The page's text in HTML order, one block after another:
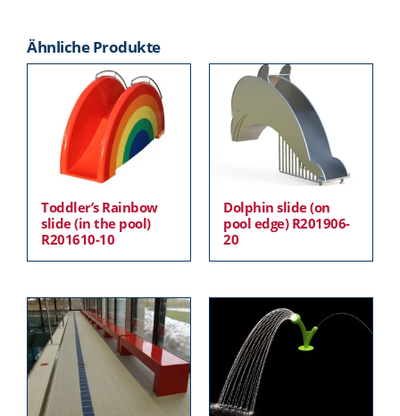
Ähnliche Produkte
Toddler’s Rainbow
slide (in the pool)
R201610-10
Dolphin slide (on
pool edge) R201906-
20